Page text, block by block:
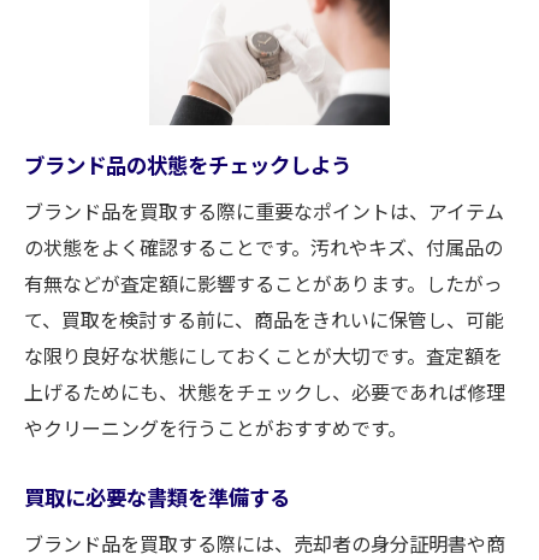
無料査定とそのメリット
鑑定書と保証書の取り扱いについて
査定の透明性と信頼性
ブランド品買取の流れを徹底解説初めてでも安
心
買取依頼の方法と手順
査定から買取成立までの流れ
必要な書類と情報の準備
査定結果に納得するためのポイント
高価買取を実現するためのブランド品の選び方
高価買取されやすいアイテムの特徴
買取前のケアとメンテナンス
ブランド品の状態をチェックしよう
ブランド品を買取する際に重要なポイントは、アイテム
の状態をよく確認することです。汚れやキズ、付属品の
有無などが査定額に影響することがあります。したがっ
て、買取を検討する前に、商品をきれいに保管し、可能
な限り良好な状態にしておくことが大切です。査定額を
上げるためにも、状態をチェックし、必要であれば修理
やクリーニングを行うことがおすすめです。
買取に必要な書類を準備する
ブランド品を買取する際には、売却者の身分証明書や商